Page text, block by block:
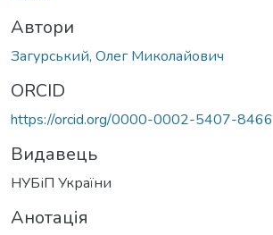
Автори
Загурський, Олег Миколайович
ORCID
https://orcid.org/0000-0002-5407-8466
Видавець
НУБіП України
Анотація